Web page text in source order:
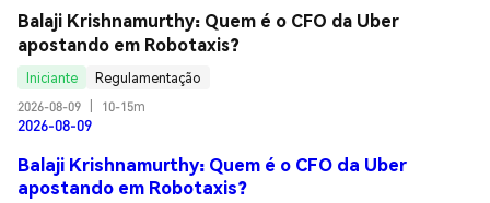
Balaji Krishnamurthy: Quem é o CFO da Uber
apostando em Robotaxis?
Iniciante
Regulamentação
2026-08-09
10-15m
2026-08-09
Balaji Krishnamurthy: Quem é o CFO da Uber
apostando em Robotaxis?